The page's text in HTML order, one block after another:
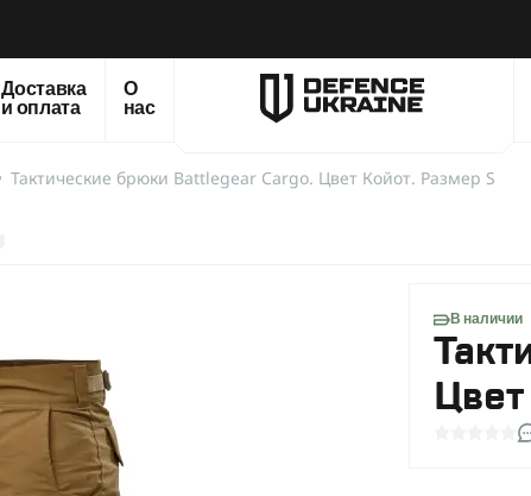
Доставка
и оплата
О
нас
Тактические брюки Battlegear Cargo. Цвет Койот. Размер S
В наличии